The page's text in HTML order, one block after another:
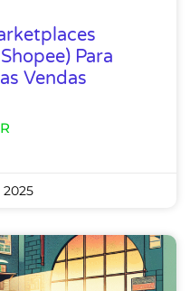
Para
Vendas
2025